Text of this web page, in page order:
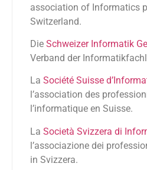
association of Informatics
Switzerland.
Die Schweizer Informatik
Verband der
La Société Suisse
l’association des
l’informatique en Suisse.
La Società Svizzera di
l’associazione dei
in Svizzera.